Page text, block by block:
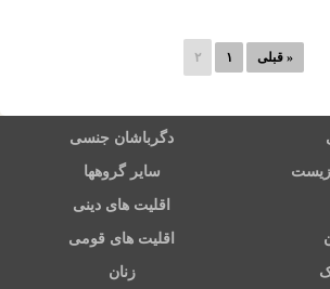
« قبلی ۱ ۲
دگرباشان جنسی
سایر گروهها
اقلیت های دینی
اقلیت های قومی
زنان